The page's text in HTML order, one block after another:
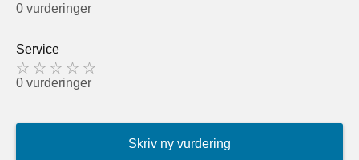
0 vurderinger
Service
0 vurderinger
Skriv ny vurdering